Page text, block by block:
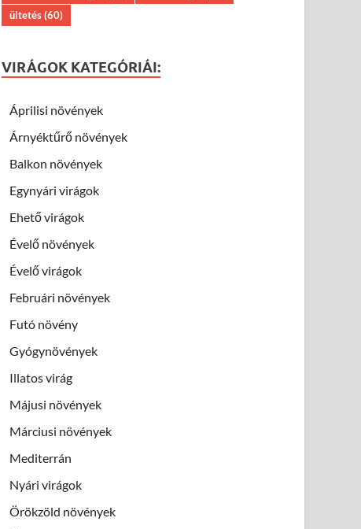
ültetés(60)
VIRÁGOK KATEGÓRIÁI:
Áprilisi növények
Árnyéktűrő növények
Balkon növények
Egynyári virágok
Ehető virágok
Évelő növények
Évelő virágok
Februári növények
Futó növény
Gyógynövények
Illatos virág
Májusi növények
Márciusi növények
Mediterrán
Nyári virágok
Örökzöld növények